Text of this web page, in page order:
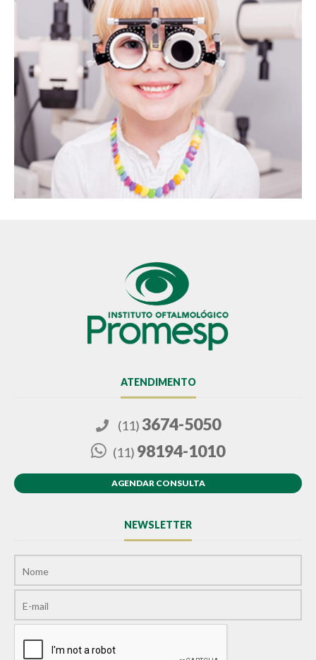
ATENDIMENTO
(11) 3674-5050
(11) 98194-1010
AGENDAR CONSULTA
NEWSLETTER